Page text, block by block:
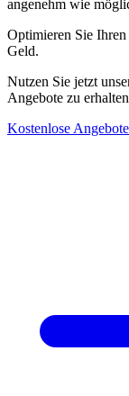
angenehm wie
Optimieren Sie
Geld.
Nutzen Sie jetzt
Angebote zu
Kostenlose